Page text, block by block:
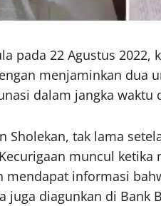
pada 22 Agustus 2022,
menjaminkan dua
dalam jangka waktu
Sholekan, tak lama
muncul
mendapat informasi
juga diagunkan di Bank